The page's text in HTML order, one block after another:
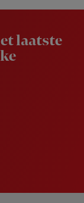
laatste